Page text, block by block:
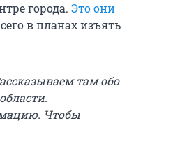
города. Это они
в планах изъять
там обо
Чтобы